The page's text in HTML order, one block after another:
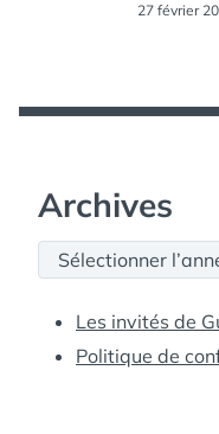
27 février
Archives
Archives
Les invités de
Politique de